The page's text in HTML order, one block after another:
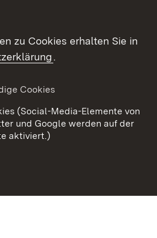
Datenschutz
Cookies
zu Cookies erhalten Sie in
.
Cookies
(Social-Media-Elemente von
und Google werden auf der
aktiviert.)